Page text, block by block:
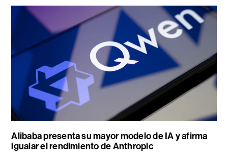
Alibaba presenta su mayor modelo de IA y afirma
igualar el rendimiento de Anthropic